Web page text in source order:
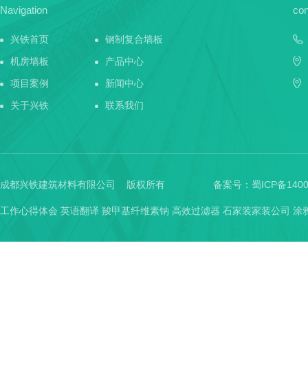
Navigation
兴铁首页
钢制复合墙板
机房墙板
产品中心
项目案例
新闻中心
关于兴铁
联系我们
成都兴铁建筑材料有限公司 版权所有 备案号： 蜀ICP备
工作心得体会 英语翻译 羧甲基纤维素钠 高效过滤器 石家装家装公司 涂